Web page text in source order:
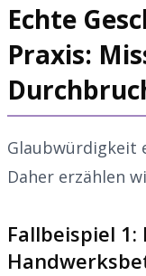
Echte
Praxis:
Glaubwürdigkeit
Daher erzählen
Fallbeispiel